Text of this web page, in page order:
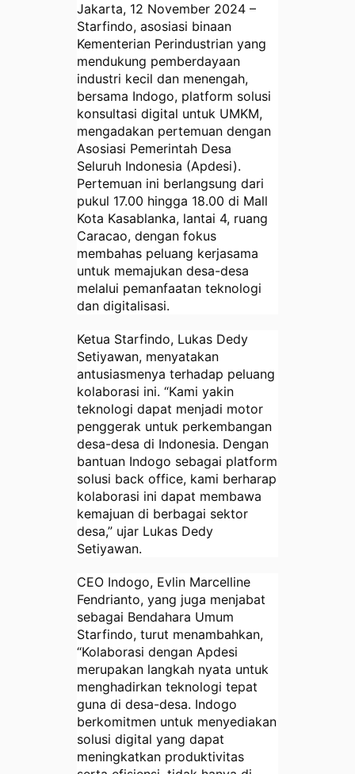
Jakarta, 12 November 2024 –
Starfindo, asosiasi binaan
Kementerian Perindustrian yang
mendukung pemberdayaan
industri kecil dan menengah,
bersama Indogo, platform solusi
konsultasi digital untuk UMKM,
mengadakan pertemuan dengan
Asosiasi Pemerintah Desa
Seluruh Indonesia (Apdesi).
Pertemuan ini berlangsung dari
pukul 17.00 hingga 18.00 di Mall
Kota Kasablanka, lantai 4, ruang
Caracao, dengan fokus
membahas peluang kerjasama
untuk memajukan desa-desa
melalui pemanfaatan teknologi
dan digitalisasi.
Ketua Starfindo, Lukas Dedy
Setiyawan, menyatakan
antusiasmenya terhadap peluang
kolaborasi ini. “Kami yakin
teknologi dapat menjadi motor
penggerak untuk perkembangan
desa-desa di Indonesia. Dengan
bantuan Indogo sebagai platform
solusi back office, kami berharap
kolaborasi ini dapat membawa
kemajuan di berbagai sektor
desa,” ujar Lukas Dedy
Setiyawan.
CEO Indogo, Evlin Marcelline
Fendrianto, yang juga menjabat
sebagai Bendahara Umum
Starfindo, turut menambahkan,
“Kolaborasi dengan Apdesi
merupakan langkah nyata untuk
menghadirkan teknologi tepat
guna di desa-desa. Indogo
berkomitmen untuk menyediakan
solusi digital yang dapat
meningkatkan produktivitas